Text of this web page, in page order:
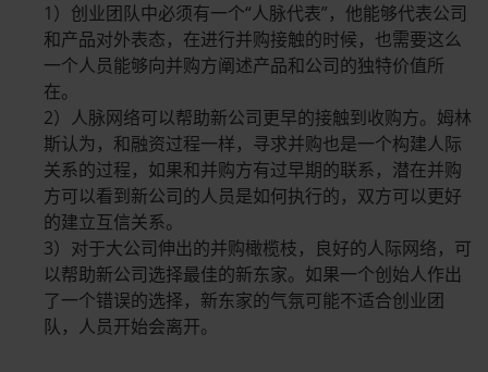
1）创业团队中必须有一个“人脉代表”，他能够代表公司
和产品对外表态，在进行并购接触的时候，也需要这么
一个人员能够向并购方阐述产品和公司的独特价值所
在。
2）人脉网络可以帮助新公司更早的接触到收购方。姆林
斯认为，和融资过程一样，寻求并购也是一个构建人际
关系的过程，如果和并购方有过早期的联系，潜在并购
方可以看到新公司的人员是如何执行的，双方可以更好
的建立互信关系。
3）对于大公司伸出的并购橄榄枝，良好的人际网络，可
以帮助新公司选择最佳的新东家。如果一个创始人作出
了一个错误的选择，新东家的气氛可能不适合创业团
队，人员开始会离开。